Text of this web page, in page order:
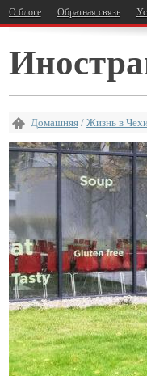
О блоге Обратная связь
Домашняя/ Жизнь в